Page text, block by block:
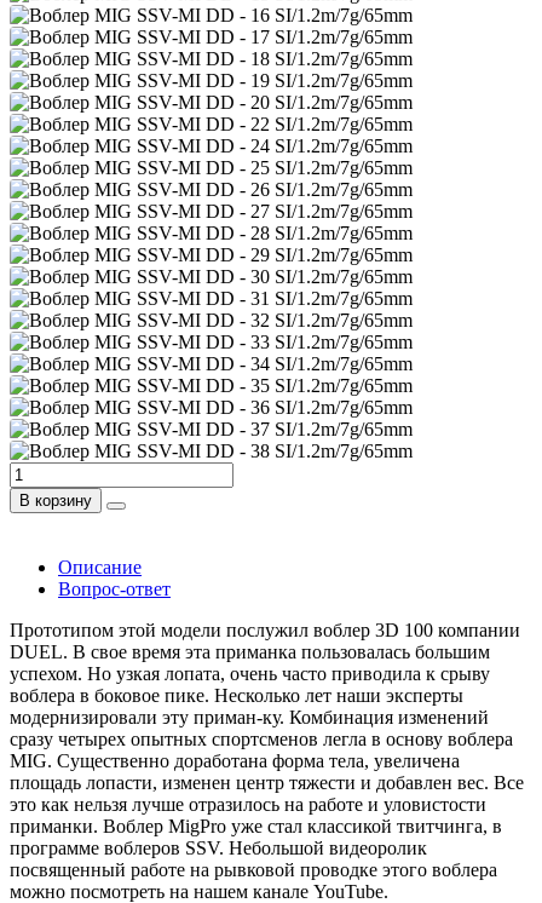
В корзину
Описание
Вопрос-ответ
Прототипом этой модели послужил воблер 3D 100 компании
DUEL. В свое время эта приманка пользовалась большим
успехом. Но узкая лопата, очень часто приводила к срыву
воблера в боковое пике. Несколько лет наши эксперты
модернизировали эту приман-ку. Комбинация изменений
сразу четырех опытных спортсменов легла в основу воблера
MIG. Существенно доработана форма тела, увеличена
площадь лопасти, изменен центр тяжести и добавлен вес. Все
это как нельзя лучше отразилось на работе и уловистости
приманки. Воблер MigPro уже стал классикой твитчинга, в
программе воблеров SSV. Небольшой видеоролик
посвященный работе на рывковой проводке этого воблера
можно посмотреть на нашем канале YouTube.